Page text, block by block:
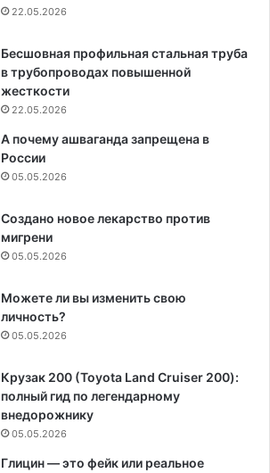
22.05.2026
Бесшовная профильная стальная труба
в трубопроводах повышенной
жесткости
22.05.2026
А почему ашваганда запрещена в
России
05.05.2026
Создано новое лекарство против
мигрени
05.05.2026
Можете ли вы изменить свою
личность?
05.05.2026
Крузак 200 (Toyota Land Cruiser 200):
полный гид по легендарному
внедорожнику
05.05.2026
Глицин — это фейк или реальное